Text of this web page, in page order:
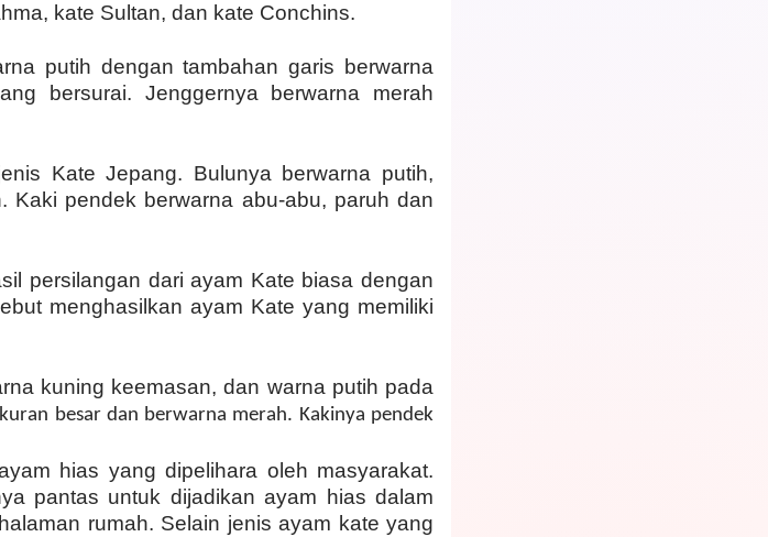
kate Sultan, dan kate Conchins.
putih dengan tambahan garis berwarna
bersurai. Jenggernya berwarna merah
Kate Jepang. Bulunya berwarna putih,
Kaki pendek berwarna abu-abu, paruh dan
persilangan dari ayam Kate biasa dengan
menghasilkan ayam Kate yang memiliki
kuning keemasan, dan warna putih pada
besar dan berwarna merah. Kakinya pendek
hias yang dipelihara oleh masyarakat.
pantas untuk dijadikan ayam hias dalam
rumah. Selain jenis ayam kate yang